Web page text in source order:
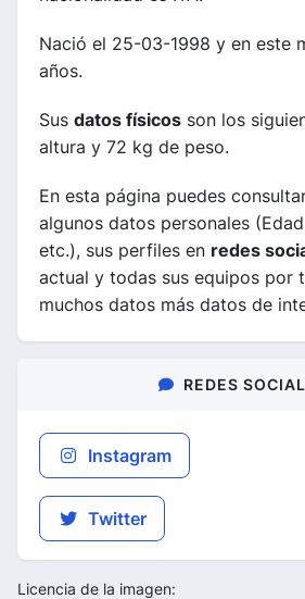
Nació el 25-03-1998 y en este
años.
Sus datos físicos son los
altura y 72 kg de peso.
En esta página puedes
algunos datos personales
etc.), sus perfiles en redes
actual y todas sus equipos por
muchos datos más datos de
REDES
Instagram
Twitter
Licencia de la imagen: